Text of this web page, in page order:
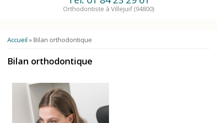
Orthodontiste à Villejuif (94800)
Vous êtes ici
Accueil » Bilan orthodontique
Bilan orthodontique